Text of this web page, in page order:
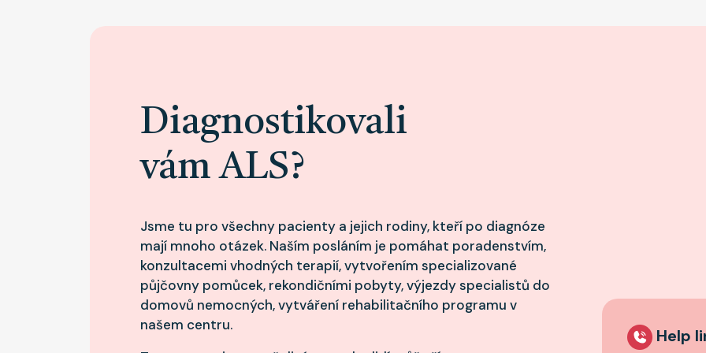
Diagnostikovali
vám ALS?
Jsme tu pro všechny pacienty a jejich rodiny, kteří po diagnóze
mají mnoho otázek. Naším posláním je pomáhat poradenstvím,
konzultacemi vhodných terapií, vytvořením specializované
půjčovny pomůcek, rekondičními pobyty, výjezdy specialistů do
domovů nemocných, vytváření rehabilitačního programu v
našem centru.
Help